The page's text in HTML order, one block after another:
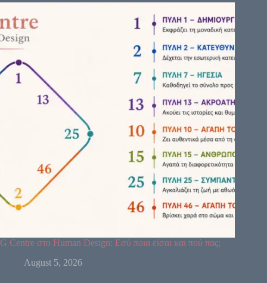
G Centre στο Human Design: Εσύ ποια είσαι και πού πας;
August 5, 2026